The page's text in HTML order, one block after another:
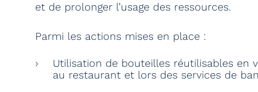
et de prolonger l’usage des ressources.
Parmi les actions mises en place :
Utilisation de bouteilles réutilisables en
au restaurant et lors des services de